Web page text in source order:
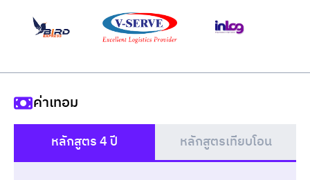
ค่าเทอม
หลักสูตร 4 ปี หลักสูตรเทียบโอน